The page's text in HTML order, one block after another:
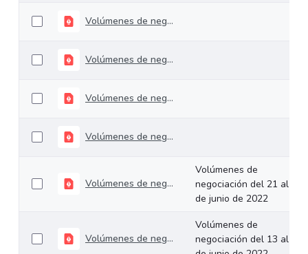
Volúmenes de negociación del 18 al 22 de julio de 2022
Volúmenes de negociación del 11 al 15 de julio de 2022
Volúmenes de negociación del 5 al 8 de julio de 2022
Volúmenes de negociación del 28 de junio al 01 de julio de 2022
Volúmenes de negociación del 21 al 24 de junio de 2022
Volúmenes de
negociación del 21 al 24
de junio de 2022
Volúmenes de negociación del 13 al 17 de junio de 2022
Volúmenes de
negociación del 13 al 17